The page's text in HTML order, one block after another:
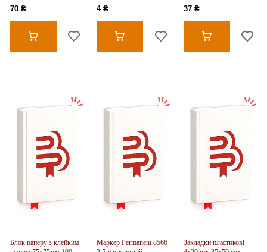
70 ₴ 4 ₴ 37 ₴
Блок паперу з клейким
Маркер Permanent 8566
Закладки пластикові